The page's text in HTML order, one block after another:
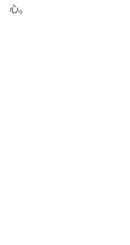
心。